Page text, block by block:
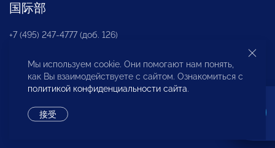
国际部
+7 (495) 247-4777 (доб. 126)
商投权益保护部
Мы используем cookie. Они помогают нам понять,
как Вы взаимодействуете с сайтом. Ознакомиться с
политикой конфиденциальности сайта.
接受